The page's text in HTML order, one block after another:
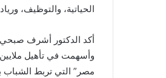
الحياتية، والتوظيف،
أكد الدكتور أشرف صبحي
وأسهمت في تأهيل
مصر” التي تربط الشباب